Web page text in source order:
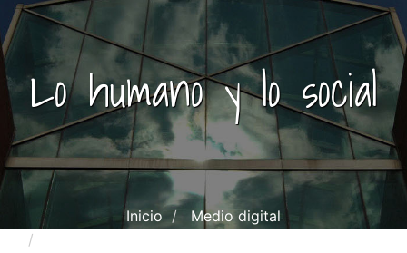
Lo humano y lo social
Inicio
Medio digital